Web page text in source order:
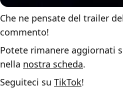
Che ne pensate del trailer
commento!
Potete rimanere aggiornati
nella nostra scheda.
Seguiteci su TikTok!